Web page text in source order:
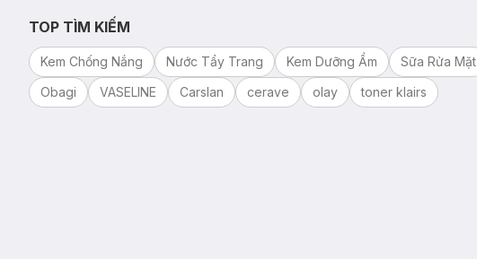
TOP TÌM KIẾM
Kem Chống Nắng Nước Tẩy Trang Kem Dưỡng Ẩm Sữa Rửa Mặt
Obagi
VASELINE Carslan cerave olay toner klairs